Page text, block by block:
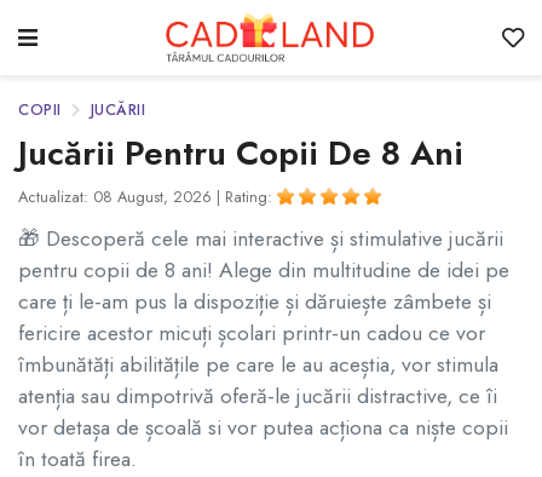
COPII JUCĂRII
Jucării Pentru Copii De 8 Ani
Actualizat: 08 August, 2026 | Rating:
🎁 Descoperă cele mai interactive și stimulative jucării
pentru copii de 8 ani! Alege din multitudine de idei pe
care ți le-am pus la dispoziție și dăruiește zâmbete și
fericire acestor micuți școlari printr-un cadou ce vor
îmbunătăți abilitățile pe care le au aceștia, vor stimula
atenția sau dimpotrivă oferă-le jucării distractive, ce îi
vor detașa de școală si vor putea acționa ca niște copii
în toată firea.